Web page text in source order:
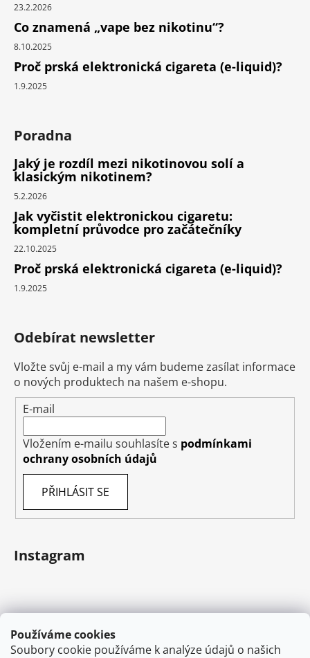
Používáme cookies
Soubory cookie používáme k analýze údajů o našich
23.2.2026
Co znamená „vape bez nikotinu“?
8.10.2025
Proč prská elektronická cigareta (e-liquid)?
1.9.2025
Poradna
Jaký je rozdíl mezi nikotinovou solí a
klasickým nikotinem?
5.2.2026
Jak vyčistit elektronickou cigaretu:
kompletní průvodce pro začátečníky
22.10.2025
Proč prská elektronická cigareta (e-liquid)?
1.9.2025
Odebírat newsletter
Vložte svůj e-mail a my vám budeme zasílat informace
o nových produktech na našem e-shopu.
E-mail
Vložením e-mailu souhlasíte s podmínkami
ochrany osobních údajů
PŘIHLÁSIT SE
Instagram